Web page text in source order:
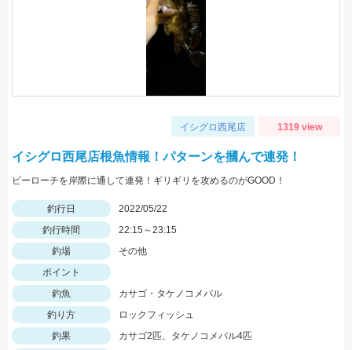
イシグロ西尾店 1319 view
イシグロ西尾店根魚情報！パターンを摑んで連発！
ビーローチを岸際に通して連発！ギリギリを攻めるのがGOOD！
釣行日
2022/05/22
釣行時間
22:15～23:15
釣場
その他
ポイント
釣魚
カサゴ・タケノコメバル
釣り方
ロックフィッシュ
釣果
カサゴ2匹、タケノコメバル4匹